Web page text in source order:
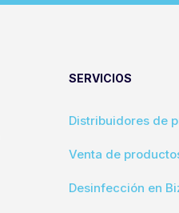
SERVICIOS
Distribuidores de
Venta de
Desinfección en